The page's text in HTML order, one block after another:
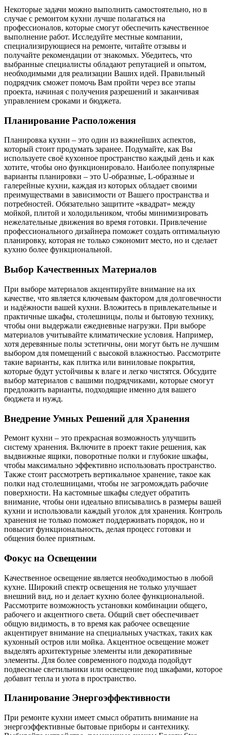
Некоторые задачи можно выполнить самостоятельно, но в
случае с ремонтом кухни лучше полагаться на
профессионалов, которые смогут обеспечить качественное
выполнение работ. Исследуйте местные компании,
специализирующиеся на ремонте, читайте отзывы и
получайте рекомендации от знакомых. Убедитесь, что
выбранные специалисты обладают репутацией и опытом,
необходимыми для реализации Ваших идей. Правильный
подрядчик сможет помочь Вам пройти через все этапы
проекта, начиная с получения разрешений и заканчивая
управлением сроками и бюджета.
Планирование Расположения
Планировка кухни – это один из важнейших аспектов,
который стоит продумать заранее. Подумайте, как Вы
используете своё кухонное пространство каждый день и как
хотите, чтобы оно функционировало. Наиболее популярные
варианты планировки – это U-образные, L-образные и
галерейные кухни, каждая из которых обладает своими
преимуществами в зависимости от Вашего пространства и
потребностей. Обязательно защитите «квадрат» между
мойкой, плитой и холодильником, чтобы минимизировать
нежелательные движения во время готовки. Привлечение
профессионального дизайнера поможет создать оптимальную
планировку, которая не только сэкономит место, но и сделает
кухню более функциональной.
Выбор Качественных Материалов
При выборе материалов акцентируйте внимание на их
качестве, что является ключевым фактором для долговечности
и надёжности вашей кухни. Вложитесь в привлекательные и
практичные шкафы, столешницы, полы и бытовую технику,
чтобы они выдержали ежедневные нагрузки. При выборе
материалов учитывайте климатические условия. Например,
хотя деревянные полы эстетичны, они могут быть не лучшим
выбором для помещений с высокой влажностью. Рассмотрите
такие варианты, как плитка или виниловые покрытия,
которые будут устойчивы к влаге и легко чистятся. Обсудите
выбор материалов с вашими подрядчиками, которые смогут
предложить варианты, подходящие именно для вашего
бюджета и нужд.
Внедрение Умных Решений для Хранения
Ремонт кухни – это прекрасная возможность улучшить
систему хранения. Включите в проект такие решения, как
выдвижные ящики, поворотные полки и глубокие шкафы,
чтобы максимально эффективно использовать пространство.
Также стоит рассмотреть вертикальное хранение, такое как
полки над столешницами, чтобы не загромождать рабочие
поверхности. На кастомные шкафы следует обратить
внимание, чтобы они идеально вписывались в размеры вашей
кухни и использовали каждый уголок для хранения. Контроль
хранения не только поможет поддерживать порядок, но и
повысит функциональность, делая процесс готовки и
общения более приятным.
Фокус на Освещении
Качественное освещение является необходимостью в любой
кухне. Широкий спектр освещения не только улучшает
внешний вид, но и делает кухню более функциональной.
Рассмотрите возможность установки комбинации общего,
рабочего и акцентного света. Общий свет обеспечивает
общую видимость, в то время как рабочее освещение
акцентирует внимание на специальных участках, таких как
кухонный остров или мойка. Акцентное освещение может
выделять архитектурные элементы или декоративные
элементы. Для более современного подхода подойдут
подвесные светильники или освещение под шкафами, которое
добавит тепла и уюта в пространство.
Планирование Энергоэффективности
При ремонте кухни имеет смысл обратить внимание на
энергоэффективные бытовые приборы и сантехнику.